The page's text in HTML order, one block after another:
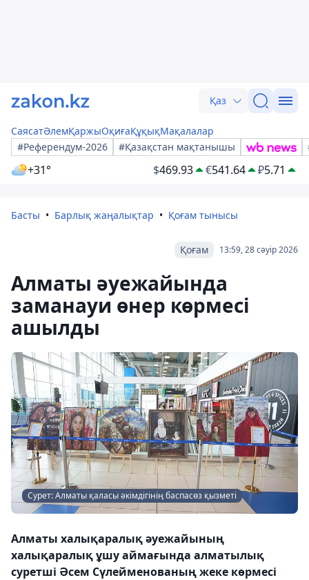
Қаз
СаясатӘлемҚаржыОқиғаҚұқықМақалалар
#Референдум-2026
#Қазақстан мақтанышы
+31° $469.93 €541.64 ₽5.71
Басты Барлық жаңалықтар Қоғам тынысы
13:59, 28 сәуір 2026
Қоғам
Алматы әуежайында
заманауи өнер көрмесі
ашылды
Сурет: Алматы қаласы әкімдігінің баспасөз қызметі
Алматы халықаралық әуежайының
халықаралық ұшу аймағында алматылық
суретші Әсем Сүлейменованың жеке көрмесі